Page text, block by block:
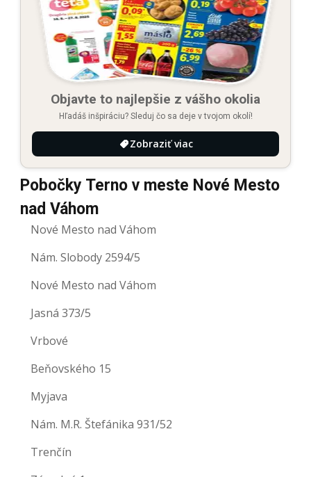
Objavte to najlepšie z vášho okolia
Hľadáš inšpiráciu? Sleduj čo sa deje v tvojom okolí!
Zobraziť viac
Pobočky Terno v meste Nové Mesto
nad Váhom
Nové Mesto nad Váhom
Nám. Slobody 2594/5
Nové Mesto nad Váhom
Jasná 373/5
Vrbové
Beňovského 15
Myjava
Nám. M.R. Štefánika 931/52
Trenčín